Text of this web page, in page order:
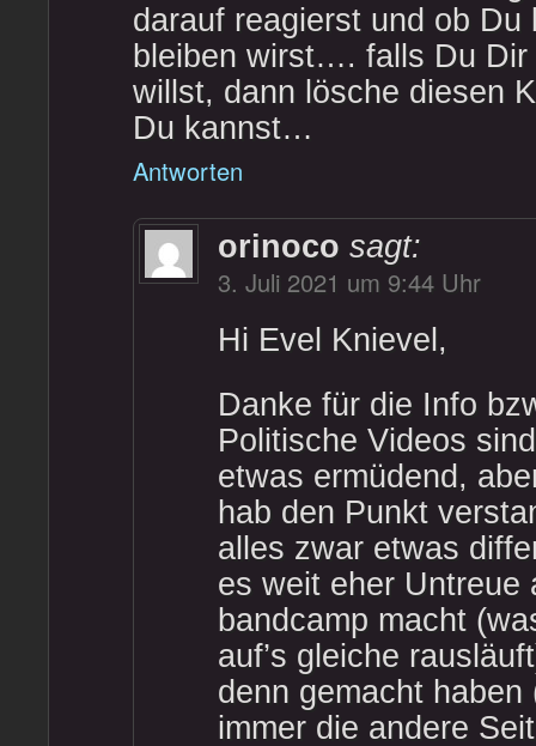
darauf reagierst und ob Du
bleiben wirst…. falls Du
willst, dann lösche diesen
Du kannst…
Antworten
orinoco sagt:
3. Juli 2021 um 9:44 Uhr
Hi Evel Knievel,
Danke für die Info
Politische Videos
etwas ermüdend,
hab den Punkt
alles zwar etwas
es weit eher Untreue
bandcamp macht
auf’s gleiche
denn gemacht
immer die andere